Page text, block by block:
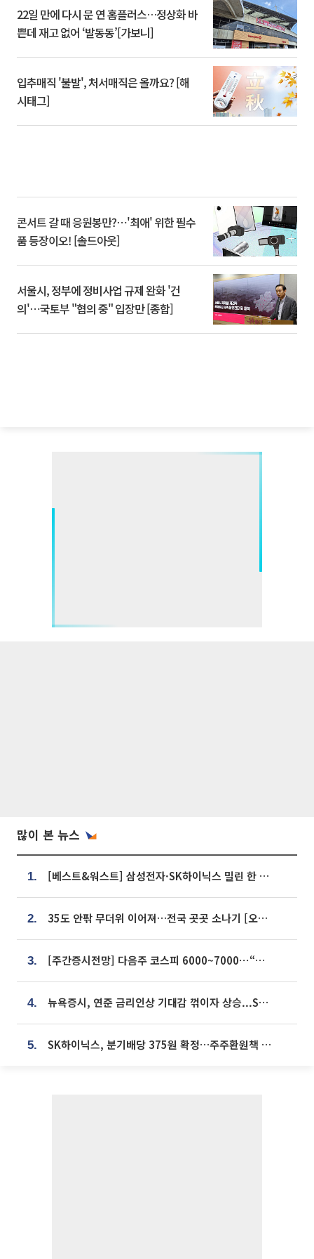
22일 만에 다시 문 연 홈플러스…정상화 바
쁜데 재고 없어 ‘발동동’[가보니]
입추매직 '불발', 처서매직은 올까요? [해
시태그]
콘서트 갈 때 응원봉만?⋯'최애' 위한 필수
품 등장이오! [솔드아웃]
서울시, 정부에 정비사업 규제 완화 '건
의'⋯국토부 "협의 중" 입장만 [종합]
많이 본 뉴스
1. [베스트&워스트] 삼성전자·SK하이닉스 밀린 한 주…상상인증권은 85% 급등
2. 35도 안팎 무더위 이어져…전국 곳곳 소나기 [오늘 날씨]
3. [주간증시전망] 다음주 코스피 6000~7000⋯“外人 수급은 정책이 변수”
4. 뉴욕증시, 연준 금리인상 기대감 꺾이자 상승...S&P500 사상 최고치 [종합]
5. SK하이닉스, 분기배당 375원 확정…주주환원책 9월로 앞당겨 발표